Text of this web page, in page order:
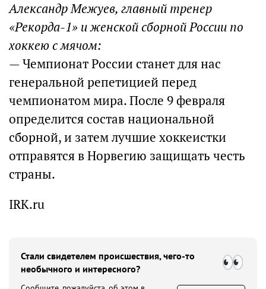
Александр Межуев, главный тренер
«Рекорда-1» и женской сборной России по
хоккею с мячом:
— Чемпионат России станет для нас
генеральной репетицией перед
чемпионатом мира. После 9 февраля
определится состав национальной
сборной, и затем лучшие хоккеистки
отправятся в Норвегию защищать честь
страны.
IRK.ru
Стали свидетелем происшествия, чего-то
необычного и интересного?